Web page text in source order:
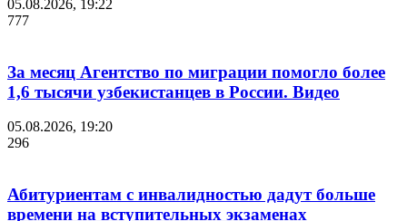
05.08.2026, 19:22
777
За месяц Агентство по миграции помогло более
1,6 тысячи узбекистанцев в России. Видео
05.08.2026, 19:20
296
Абитуриентам с инвалидностью дадут больше
времени на вступительных экзаменах